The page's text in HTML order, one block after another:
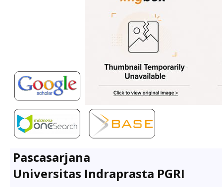
Pascasarjana
Universitas Indraprasta PGRI